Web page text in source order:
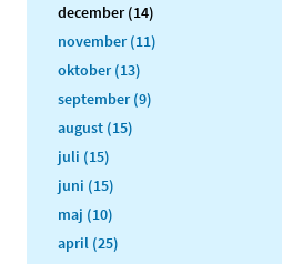
december (14)
november (11)
oktober (13)
september (9)
august (15)
juli (15)
juni (15)
maj (10)
april (25)